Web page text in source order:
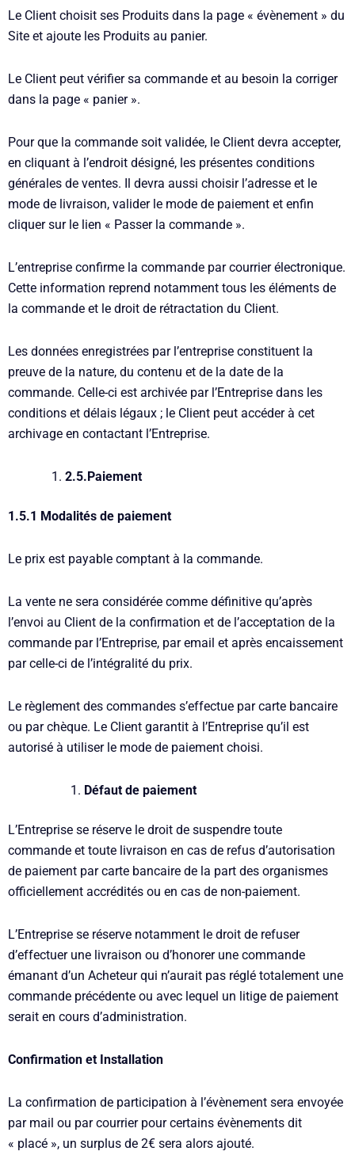
Le Client choisit ses Produits dans la page « évènement » du
Site et ajoute les Produits au panier.
Le Client peut vérifier sa commande et au besoin la corriger
dans la page « panier ».
Pour que la commande soit validée, le Client devra accepter,
en cliquant à l’endroit désigné, les présentes conditions
générales de ventes. Il devra aussi choisir l’adresse et le
mode de livraison, valider le mode de paiement et enfin
cliquer sur le lien « Passer la commande ».
L’entreprise confirme la commande par courrier électronique.
Cette information reprend notamment tous les éléments de
la commande et le droit de rétractation du Client.
Les données enregistrées par l’entreprise constituent la
preuve de la nature, du contenu et de la date de la
commande. Celle-ci est archivée par l’Entreprise dans les
conditions et délais légaux ; le Client peut accéder à cet
archivage en contactant l’Entreprise.
2.5.Paiement
1.5.1 Modalités de paiement
Le prix est payable comptant à la commande.
La vente ne sera considérée comme définitive qu’après
l’envoi au Client de la confirmation et de l’acceptation de la
commande par l’Entreprise, par email et après encaissement
par celle-ci de l’intégralité du prix.
Le règlement des commandes s’effectue par carte bancaire
ou par chèque. Le Client garantit à l’Entreprise qu’il est
autorisé à utiliser le mode de paiement choisi.
Défaut de paiement
L’Entreprise se réserve le droit de suspendre toute
commande et toute livraison en cas de refus d’autorisation
de paiement par carte bancaire de la part des organismes
officiellement accrédités ou en cas de non-paiement.
L’Entreprise se réserve notamment le droit de refuser
d’effectuer une livraison ou d’honorer une commande
émanant d’un Acheteur qui n’aurait pas réglé totalement une
commande précédente ou avec lequel un litige de paiement
serait en cours d’administration.
Confirmation et Installation
La confirmation de participation à l’évènement sera envoyée
par mail ou par courrier pour certains évènements dit
« placé », un surplus de 2€ sera alors ajouté.